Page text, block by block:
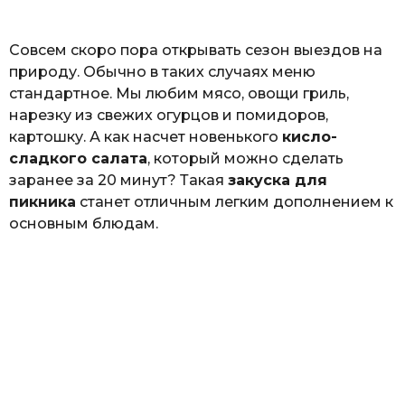
Совсем скоро пора открывать сезон выездов на
природу. Обычно в таких случаях меню
стандартное. Мы любим мясо, овощи гриль,
нарезку из свежих огурцов и помидоров,
картошку. А как насчет новенького кисло-
сладкого салата, который можно сделать
заранее за 20 минут? Такая закуска для
пикника станет отличным легким дополнением к
основным блюдам.